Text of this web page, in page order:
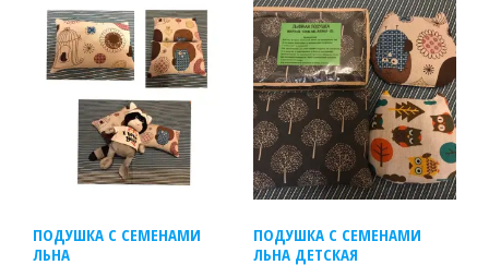
ПОДУШКА С СЕМЕНАМИ
ЛЬНА
ПОДУШКА С СЕМЕНАМИ
ЛЬНА ДЕТСКАЯ